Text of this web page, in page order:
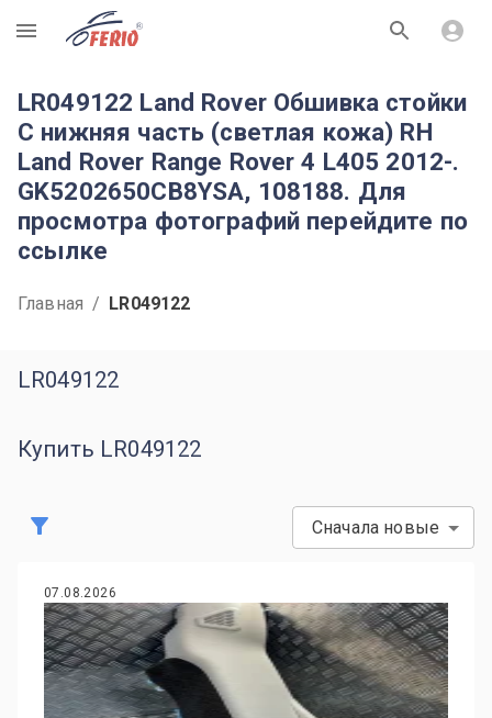
R
LR049122 Land Rover Обшивка стойки
C нижняя часть (светлая кожа) RH
Land Rover Range Rover 4 L405 2012-.
GK5202650CB8YSA, 108188. Для
просмотра фотографий перейдите по
ссылке
Главная / LR049122
LR049122
Купить LR049122
Сначала новые
07.08.2026